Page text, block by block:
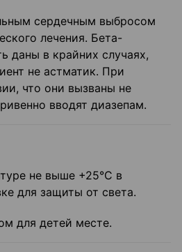
сердечным выбросом
лечения. Бета-
даны в крайних случаях,
не астматик. При
что они вызваны не
вводят диазепам.
не выше +25°С в
для защиты от света.
для детей месте.